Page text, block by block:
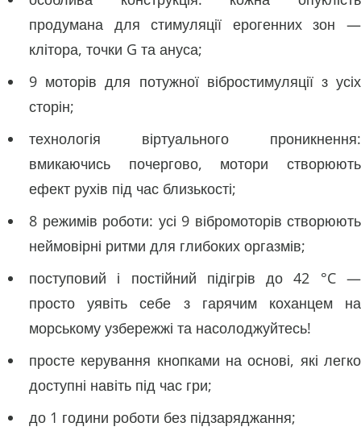
продумана для стимуляції ерогенних зон —
клітора, точки G та ануса;
9 моторів для потужної вібростимуляції з усіх
сторін;
технологія віртуального проникнення:
вмикаючись почергово, мотори створюють
ефект рухів під час близькості;
8 режимів роботи: усі 9 вібромоторів створюють
неймовірні ритми для глибоких оргазмів;
поступовий і постійний підігрів до 42 °C —
просто уявіть себе з гарячим коханцем на
морському узбережжі та насолоджуйтесь!
просте керування кнопками на основі, які легко
доступні навіть під час гри;
до 1 години роботи без підзаряджання;